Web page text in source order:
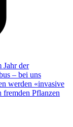
Jahr der
– bei uns
werden «invasive
fremden Pflanzen